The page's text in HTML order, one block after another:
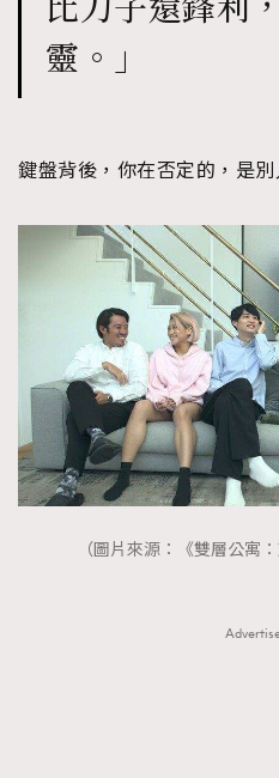
比刀子還鋒利
靈。」
鍵盤背後，你在否定的，是別
（圖片來源：《雙層公寓